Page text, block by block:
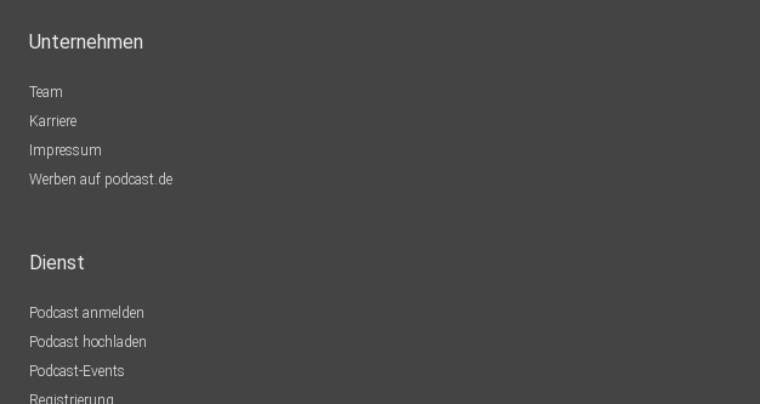
Unternehmen
Team
Karriere
Impressum
Werben auf podcast.de
Dienst
Podcast anmelden
Podcast hochladen
Podcast-Events
Registrierung